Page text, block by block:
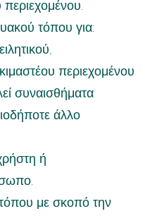
τόπου για:
περιεχομένου
συναισθήματα
άλλο
ή
με σκοπό την